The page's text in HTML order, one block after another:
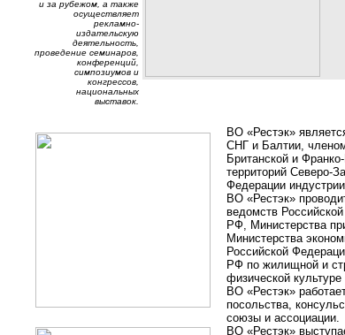
и за рубежом, а также
осуществляет
рекламно-
издательскую
деятельность,
проведение семинаров,
конференций,
симпозиумов и
конгрессов,
национальных
выставок.
ВО «Рестэк»
СНГ и Балтии,
Британской и
территорий Северо-
Федерации
ВО «Рестэк»
ведомств
РФ, Министерства
Министерства
Российской
РФ по жилищной и
физической
ВО «Рестэк»
посольства,
союзы и ассоциации.
ВО «Рестэк»